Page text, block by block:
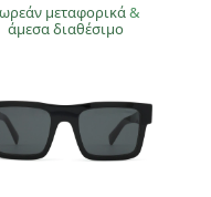
μεταφορικά&
άμεσα διαθέσιμο